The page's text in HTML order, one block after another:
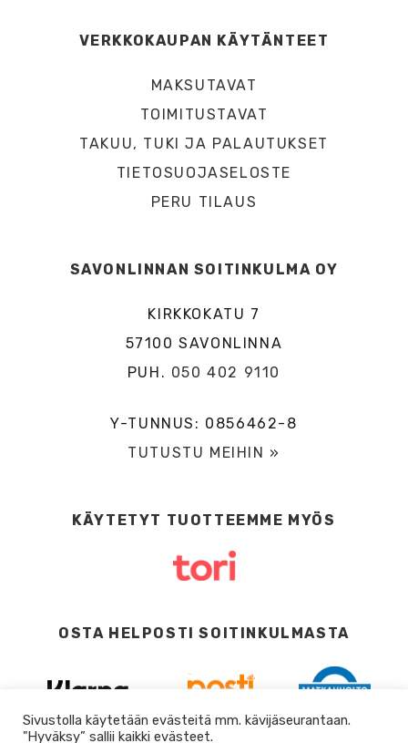
VERKKOKAUPAN KÄYTÄNTEET
MAKSUTAVAT
TOIMITUSTAVAT
TAKUU, TUKI JA PALAUTUKSET
TIETOSUOJASELOSTE
PERU TILAUS
SAVONLINNAN SOITINKULMA OY
KIRKKOKATU 7
57100 SAVONLINNA
PUH. 050 402 9110
Y-TUNNUS: 0856462-8
TUTUSTU MEIHIN »
KÄYTETYT TUOTTEEMME MYÖS
OSTA HELPOSTI SOITINKULMASTA
Sivustolla käytetään evästeitä mm. kävijäseurantaan.
"Hyväksy” sallii kaikki evästeet.